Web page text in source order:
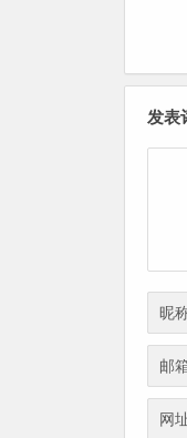
发表
昵
邮
网